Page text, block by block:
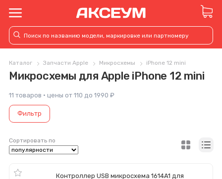
Каталог Запчасти Apple Микросхемы iPhone 12 mini
Микросхемы для Apple iPhone 12 mini
11 товаров · цены от 110 до 1990 ₽
Фильтр
Сортировать по
Контроллер USB микросхема 1614A1 для